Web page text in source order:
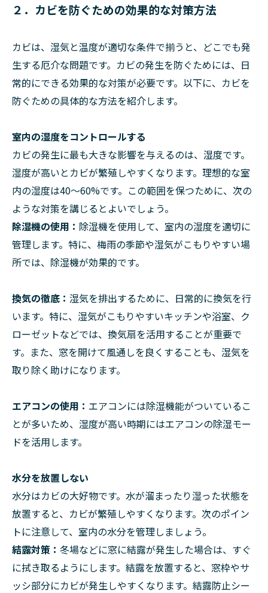
２．カビを防ぐための効果的な対策方法
カビは、湿気と温度が適切な条件で揃うと、どこでも発
生する厄介な問題です。カビの発生を防ぐためには、日
常的にできる効果的な対策が必要です。以下に、カビを
防ぐための具体的な方法を紹介します。
室内の湿度をコントロールする
カビの発生に最も大きな影響を与えるのは、湿度です。
湿度が高いとカビが繁殖しやすくなります。理想的な室
内の湿度は40〜60%です。この範囲を保つために、次の
ような対策を講じるとよいでしょう。
除湿機の使用： 除湿機を使用して、室内の湿度を適切に
管理します。特に、梅雨の季節や湿気がこもりやすい場
所では、除湿機が効果的です。
換気の徹底： 湿気を排出するために、日常的に換気を行
います。特に、湿気がこもりやすいキッチンや浴室、ク
ローゼットなどでは、換気扇を活用することが重要で
す。また、窓を開けて風通しを良くすることも、湿気を
取り除く助けになります。
エアコンの使用： エアコンには除湿機能がついているこ
とが多いため、湿度が高い時期にはエアコンの除湿モー
ドを活用します。
水分を放置しない
水分はカビの大好物です。水が溜まったり湿った状態を
放置すると、カビが繁殖しやすくなります。次のポイン
トに注意して、室内の水分を管理しましょう。
結露対策： 冬場などに窓に結露が発生した場合は、すぐ
に拭き取るようにします。結露を放置すると、窓枠やサ
ッシ部分にカビが発生しやすくなります。結露防止シー